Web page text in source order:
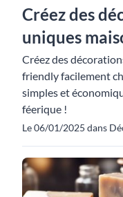
Créez des
uniques
Créez des
friendly facilement
simples et
féerique !
Le 06/01/2025 dans